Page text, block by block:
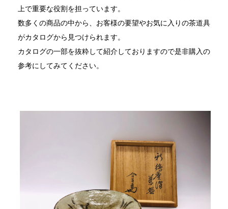
上で重要な役割を担っています。
数多くの商品の中から、お客様の要望やお気に入りの茶道具
がカタログから見つけられます。
カタログの一部を抜粋して紹介しておりますので是非購入の
参考にしてみてください。